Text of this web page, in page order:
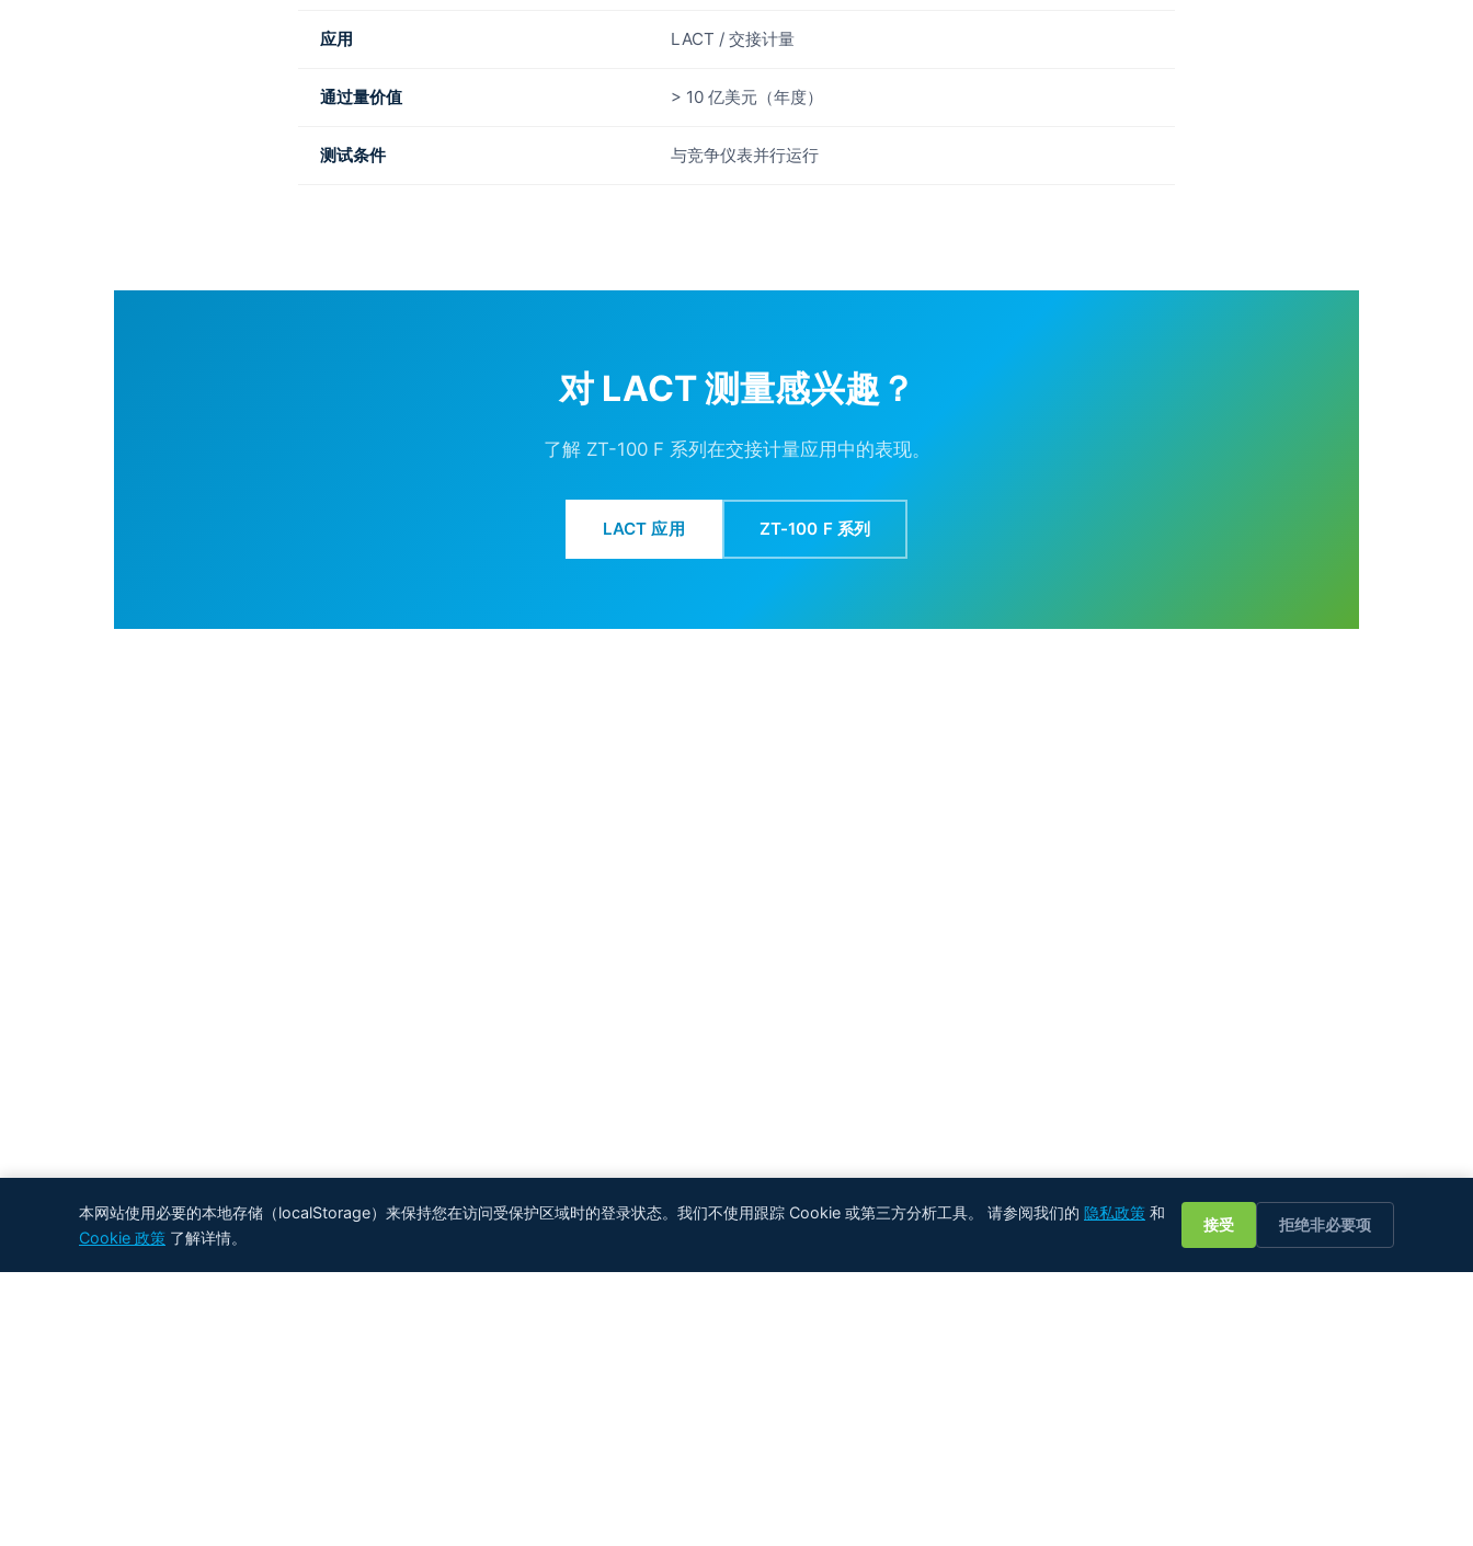
本网站使用必要的本地存储（localStorage）来保持您在访问受保护区域时的登录状态。我们不使用跟踪 Cookie 或第三方分析工具。 请参阅我们的 隐私政策 和
Cookie 政策 了解详情。
接受 拒绝非必要项
应用 LACT / 交接计量
通过量价值 > 10 亿美元（年度）
测试条件 与竞争仪表并行运行
对 LACT 测量感兴趣？
了解 ZT-100 F 系列在交接计量应用中的表现。
LACT 应用 ZT-100 F 系列